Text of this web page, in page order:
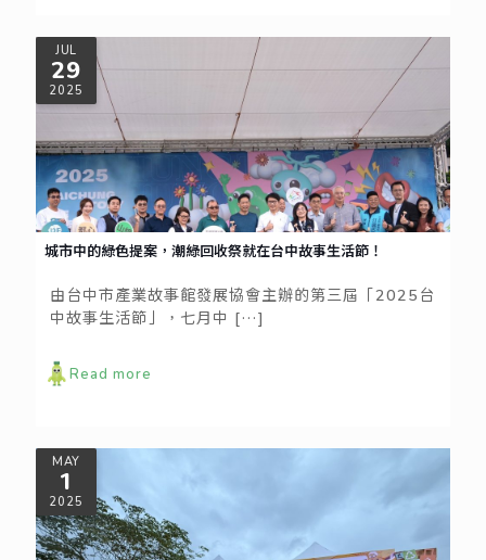
JUL
29
2025
城市中的綠色提案，潮綠回收祭就在台中故事生活節！
由台中市產業故事館發展協會主辦的第三屆「2025台
中故事生活節」，七月中 […]
Read more
MAY
1
2025